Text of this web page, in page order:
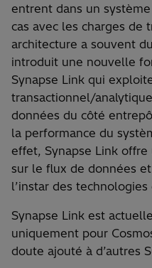
entrent dans un
cas avec les charges de
architecture a souvent
introduit une nouvelle
Synapse Link qui
transactionnel/
données du côté
la performance du
effet, Synapse Link
sur le flux de données
l’instar des
Synapse Link est
uniquement pour
doute ajouté à d’autres